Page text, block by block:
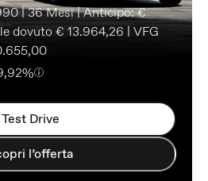
| 36 Mesi | Anticipo: €
dovuto € 13.964,26 | VFG
Test Drive
l’offerta